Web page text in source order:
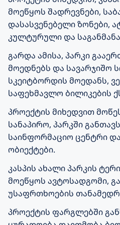
მოეწყოს შადრევნები,
დასასვენებელი ზონები,
კულტურული და
გარდა ამისა, პარკი
მოედნებს და სავარჯიშო
სკეიტბორდის მოედანს,
საფეხმავლო ბილიკების
პროექტის მიხედვით
სანაპირო, პარკში
საინფორმაციო ცენტრი
ობიექტები.
კასპის ახალი პარკის
მოეწყოს ავტოსადგომი,
უსაფრთხოების
პროექტის ფარგლებში